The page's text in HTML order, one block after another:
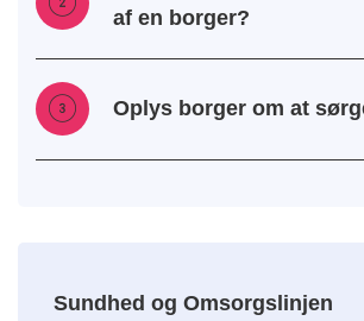
af en borger?
Oplys borger om at
Sundhed og Omsorgslinjen